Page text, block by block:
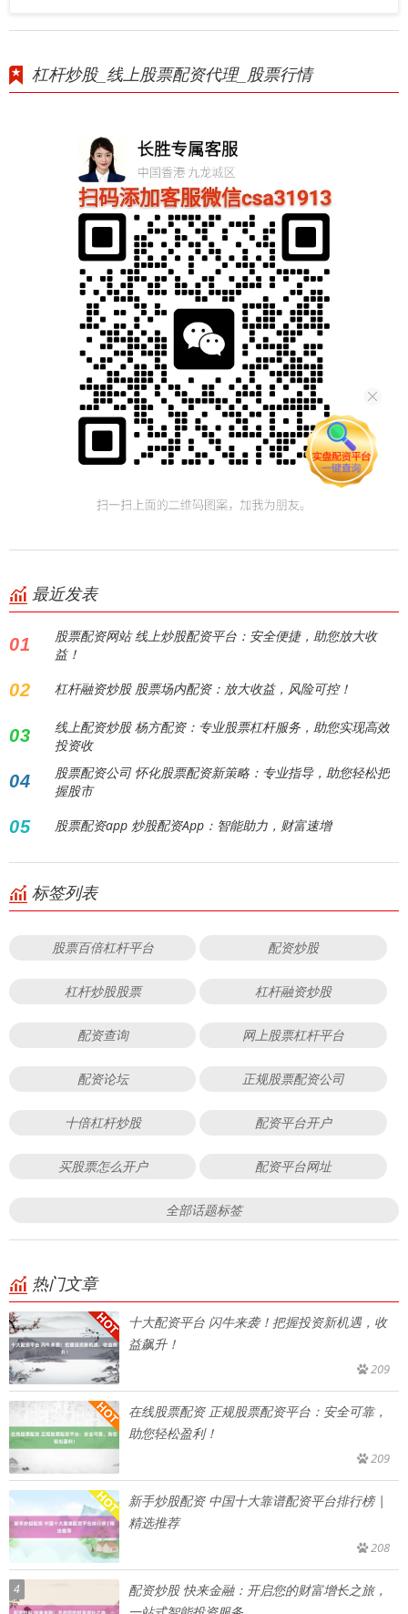
杠杆炒股_线上股票配资代理_股票行情
最近发表
01
股票配资网站 线上炒股配资平台：安全便捷，助您放大收
益！
02 杠杆融资炒股 股票场内配资：放大收益，风险可控！
03
线上配资炒股 杨方配资：专业股票杠杆服务，助您实现高效
投资收
04
股票配资公司 怀化股票配资新策略：专业指导，助您轻松把
握股市
05 股票配资app 炒股配资App：智能助力，财富速增
标签列表
股票百倍杠杆平台 配资炒股
杠杆炒股股票 杠杆融资炒股
配资查询 网上股票杠杆平台
配资论坛 正规股票配资公司
十倍杠杆炒股 配资平台开户
买股票怎么开户 配资平台网址
全部话题标签
热门文章
十大配资平台 闪牛来袭！把握投资新机遇，收
益飙升！
209
在线股票配资 正规股票配资平台：安全可靠，
助您轻松盈利！
209
新手炒股配资 中国十大靠谱配资平台排行榜 |
精选推荐
208
4
配资炒股 快来金融：开启您的财富增长之旅，